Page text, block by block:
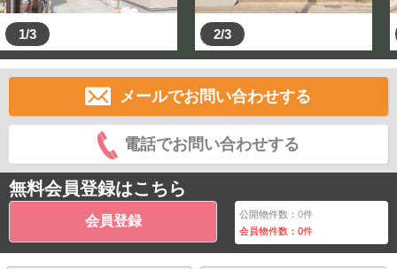
1/3 2/3
メールでお問い合わせする
電話でお問い合わせする
無料会員登録はこちら
会員登録 公開物件数：0件
会員物件数：0件